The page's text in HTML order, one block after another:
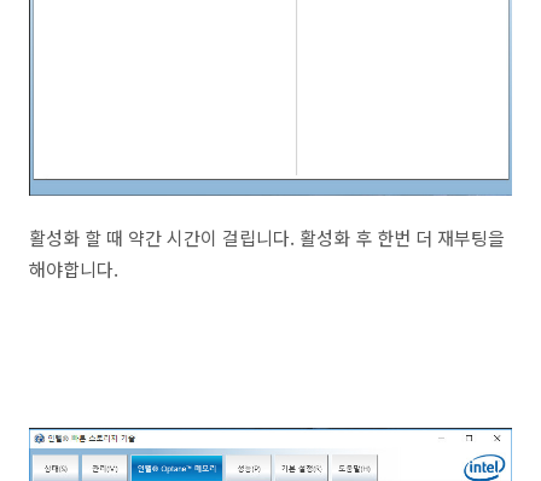
활성화 할 때 약간 시간이 걸립니다. 활성화 후 한번 더 재부팅을
해야합니다.